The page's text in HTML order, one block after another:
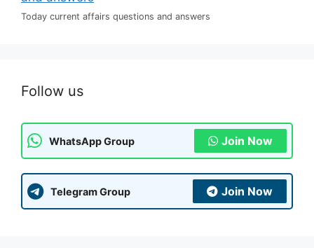
Today current affairs questions and answers
Follow us
WhatsApp Group Join Now
Telegram Group Join Now